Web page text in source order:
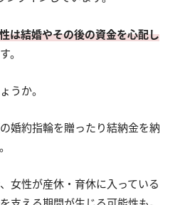
は結婚やその後の資金を心配し
。
うか。
婚約指輪を贈ったり結納金を納
女性が産休・育休に入っている